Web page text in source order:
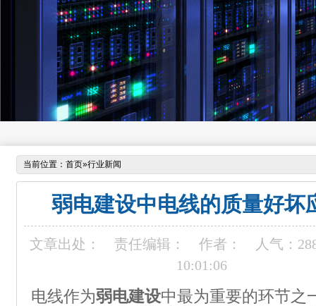
当前位置： 首页»行业新闻
弱电建设中电线的质量好坏
文章出处： 责任编辑： 作者： 人气：
10:01:06
电线作为弱电建设中最为重要的环节之